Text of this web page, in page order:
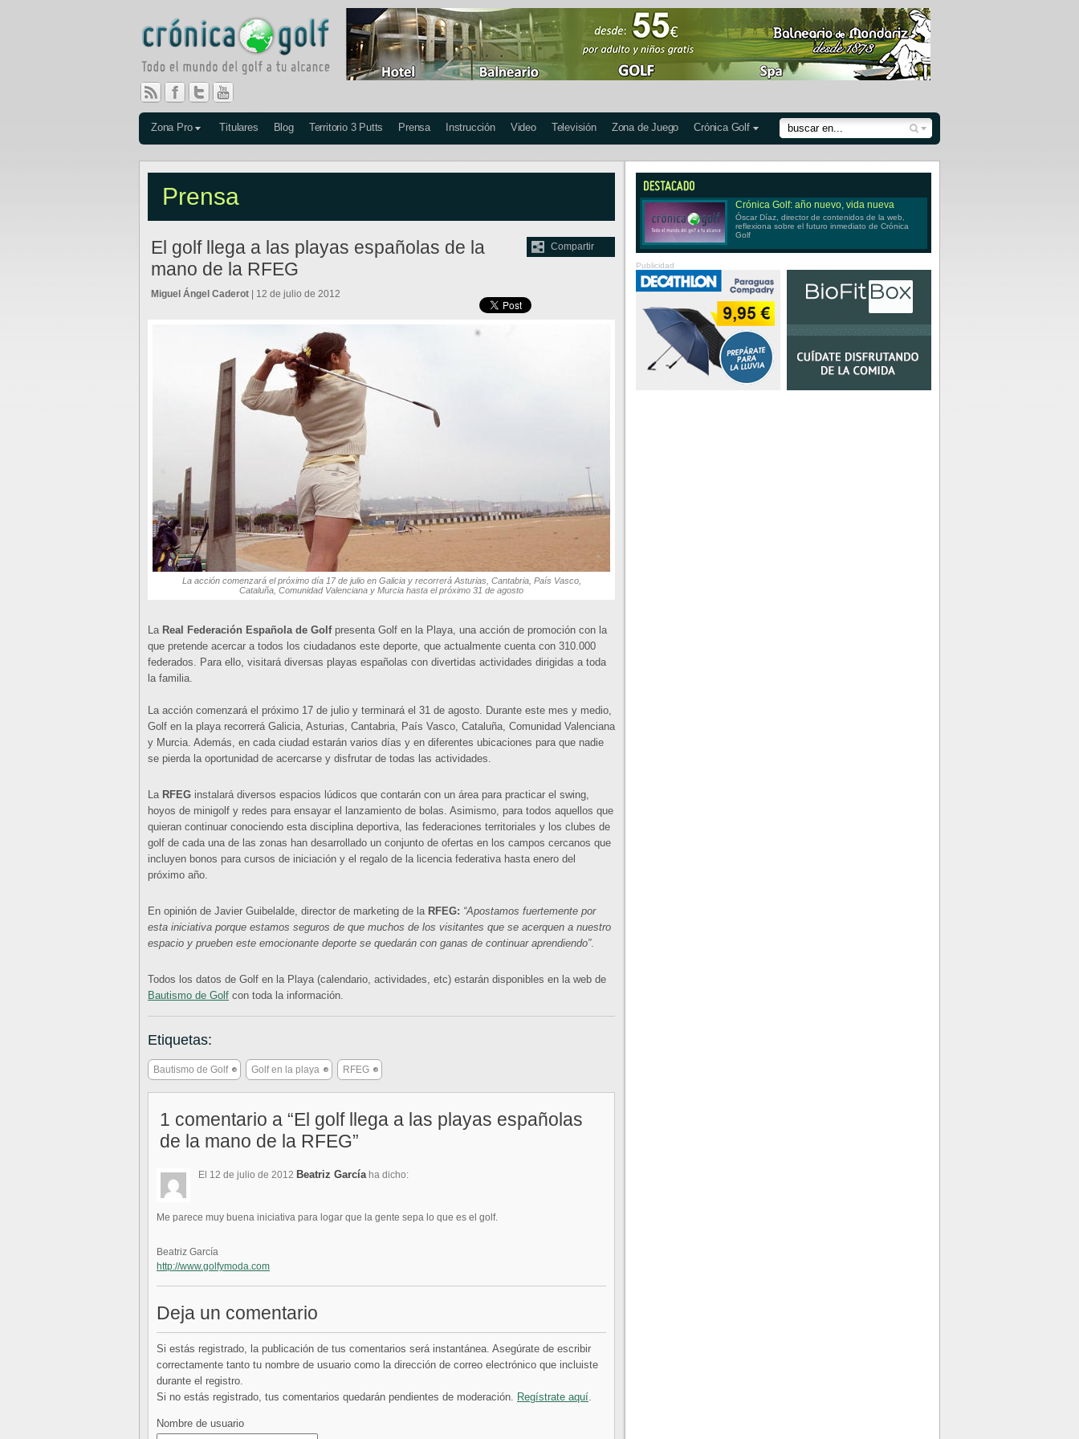
Zona Pro Titulares Blog Territorio 3 Putts Prensa Instrucción Video Televisión Zona de Juego Crónica Golf
Prensa
Compartir
El golf llega a las playas españolas de la
mano de la RFEG
Miguel Ángel Caderot | 12 de julio de 2012
La acción comenzará el próximo día 17 de julio en Galicia y recorrerá Asturias, Cantabria, País Vasco,
Cataluña, Comunidad Valenciana y Murcia hasta el próximo 31 de agosto
La Real Federación Española de Golfpresenta Golf en la Playa, una acción de promoción con la
que pretende acercar a todos los ciudadanos este deporte, que actualmente cuenta con 310.000
federados. Para ello, visitará diversas playas españolas con divertidas actividades dirigidas a toda
la familia.
La acción comenzará el próximo 17 de julio y terminará el 31 de agosto. Durante este mes y medio,
Golf en la playa recorrerá Galicia, Asturias, Cantabria, País Vasco, Cataluña, Comunidad Valenciana
y Murcia. Además, en cada ciudad estarán varios días y en diferentes ubicaciones para que nadie
se pierda la oportunidad de acercarse y disfrutar de todas las actividades.
La RFEG instalará diversos espacios lúdicos que contarán con un área para practicar el swing,
hoyos de minigolf y redes para ensayar el lanzamiento de bolas. Asimismo, para todos aquellos que
quieran continuar conociendo esta disciplina deportiva, las federaciones territoriales y los clubes de
golf de cada una de las zonas han desarrollado un conjunto de ofertas en los campos cercanos que
incluyen bonos para cursos de iniciación y el regalo de la licencia federativa hasta enero del
próximo año.
En opinión de Javier Guibelalde, director de marketing de la RFEG: “Apostamos fuertemente por
esta iniciativa porque estamos seguros de que muchos de los visitantes que se acerquen a nuestro
espacio y prueben este emocionante deporte se quedarán con ganas de continuar aprendiendo”.
Todos los datos de Golf en la Playa (calendario, actividades, etc) estarán disponibles en la web de
Bautismo de Golf con toda la información.
Etiquetas:
Bautismo de Golf Golf en la playa RFEG
1 comentario a “El golf llega a las playas españolas
de la mano de la RFEG”
El 12 de julio de 2012 Beatriz Garcíaha dicho:
Me parece muy buena iniciativa para logar que la gente sepa lo que es el golf.
Beatriz García
http://www.golfymoda.com
Deja un comentario
Si estás registrado, la publicación de tus comentarios será instantánea. Asegúrate de escribir
correctamente tanto tu nombre de usuario como la dirección de correo electrónico que incluiste
durante el registro.
Si no estás registrado, tus comentarios quedarán pendientes de moderación. Regístrate aquí.
Nombre de usuario
Crónica Golf: año nuevo, vida nueva
Óscar Díaz, director de contenidos de la web,
reflexiona sobre el futuro inmediato de Crónica
Golf
Publicidad